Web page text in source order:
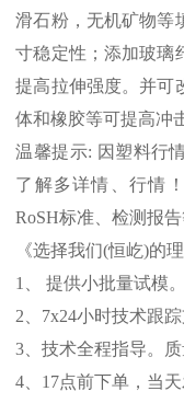
滑石粉，无机矿物等
寸稳定性；添加玻璃
提高拉伸强度。并可
体和橡胶等可提高冲
温馨提示: 因塑料行
了解多详情、行情
RoSH标准、检测报
《选择我们(恒屹)的理
1
、 提供小批量试模。
2
7x24小时技术跟踪
3 、技术全程指导。
4
17点前下单，当